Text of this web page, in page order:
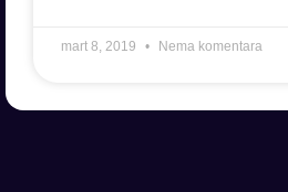
mart 8, 2019 Nema komentara